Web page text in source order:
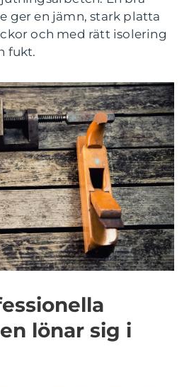
ger en jämn, stark platta
och med rätt isolering
fukt.
lönar sig i